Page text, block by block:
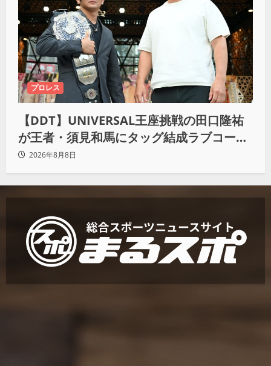
プロレス
【DDT】UNIVERSAL王座挑戦の田口隆祐
が王者・須見和馬にタッグ結成ラブコー
ル！「この試合が終わった後は、丸刈りブ
ラザーズで一緒にやっていただければ」
2026年8月8日